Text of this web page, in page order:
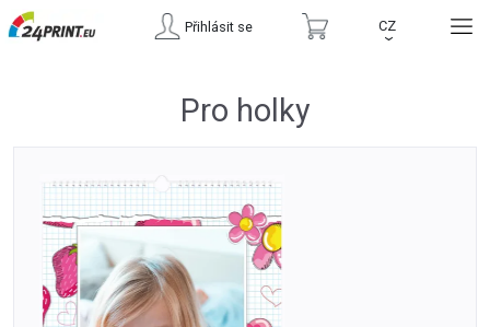
Přihlásit se CZ
›
Pro holky